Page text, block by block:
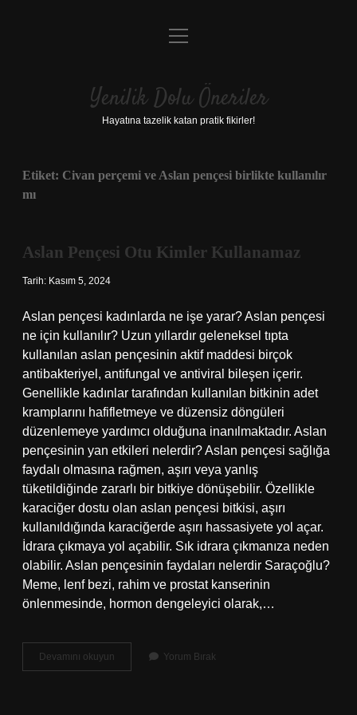
Anasayfa
Yasal Uyarı
menüyü
Yenilik Dolu Öneriler
Hayatına tazelik katan pratik fikirler!
Etiket: Civan perçemi ve Aslan pençesi birlikte kullanılır
mı
Aslan Pençesi Otu Kimler Kullanamaz
Tarih: Kasım 5, 2024
Aslan pençesi kadınlarda ne işe yarar? Aslan pençesi
ne için kullanılır? Uzun yıllardır geleneksel tıpta
kullanılan aslan pençesinin aktif maddesi birçok
antibakteriyel, antifungal ve antiviral bileşen içerir.
Genellikle kadınlar tarafından kullanılan bitkinin adet
kramplarını hafifletmeye ve düzensiz döngüleri
düzenlemeye yardımcı olduğuna inanılmaktadır. Aslan
pençesinin yan etkileri nelerdir? Aslan pençesi sağlığa
faydalı olmasına rağmen, aşırı veya yanlış
tüketildiğinde zararlı bir bitkiye dönüşebilir. Özellikle
karaciğer dostu olan aslan pençesi bitkisi, aşırı
kullanıldığında karaciğerde aşırı hassasiyete yol açar.
İdrara çıkmaya yol açabilir. Sık idrara çıkmanıza neden
olabilir. Aslan pençesinin faydaları nelerdir Saraçoğlu?
Meme, lenf bezi, rahim ve prostat kanserinin
önlenmesinde, hormon dengeleyici olarak,…
Devamını okuyun
Pençesi
Yorum Bırak